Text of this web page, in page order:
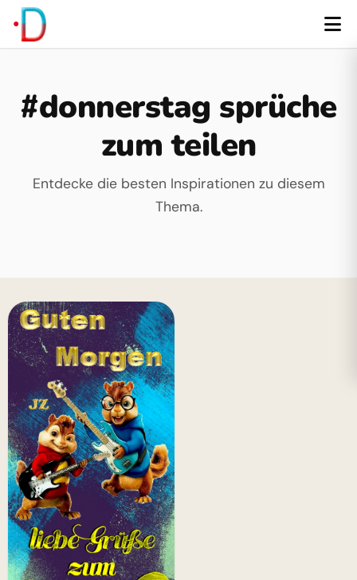
#donnerstag sprüche
zum teilen
Entdecke die besten Inspirationen zu diesem
Thema.